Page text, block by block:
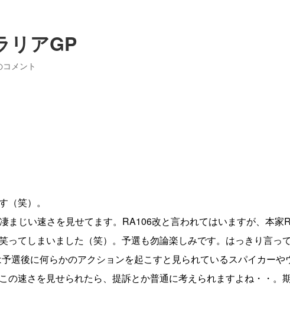
リアGP
コメント
笑）。
まじい速さを見せてます。RA106改と言われてはいますが、本家
ってしまいました（笑）。予選も勿論楽しみです。はっきり言っ
選後に何らかのアクションを起こすと見られているスパイカーや
の速さを見せられたら、提訴とか普通に考えられますよね・・。